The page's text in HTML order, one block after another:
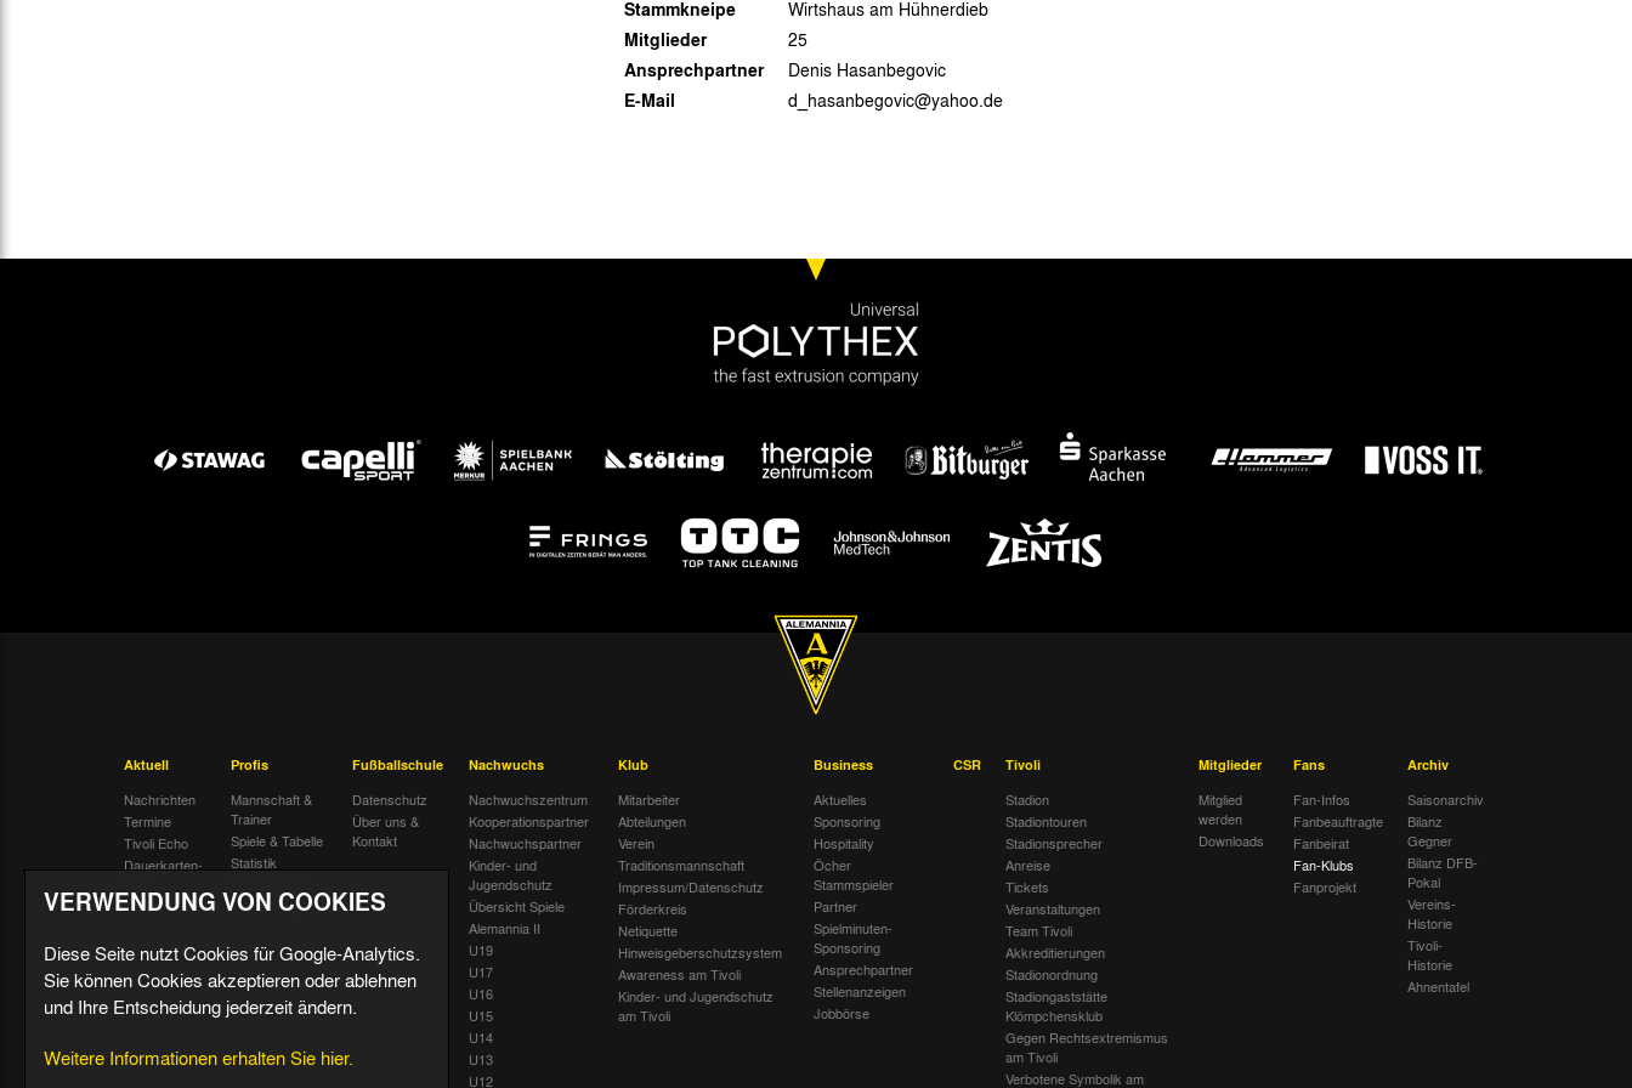
Stammkneipe Wirtshaus am Hühnerdieb
Mitglieder 25
Ansprechpartner Denis Hasanbegovic
E-Mail d_hasanbegovic@yahoo.de
Aktuell
Nachrichten
Termine
Tivoli Echo
Dauerkarten-
Radiostream
Profis
Mannschaft &
Trainer
Spiele & Tabelle
Statistik
Geburtstage
Fußballschule
Datenschutz
Über uns &
Kontakt
Nachwuchs
Nachwuchszentrum
Kooperationspartner
Nachwuchspartner
Kinder- und
Jugendschutz
Übersicht Spiele
Alemannia II
U19
U17
U16
U15
U14
U13
U12
Klub
Mitarbeiter
Abteilungen
Verein
Traditionsmannschaft
Impressum/Datenschutz
Förderkreis
Netiquette
Hinweisgeberschutzsystem
Awareness am Tivoli
Kinder- und Jugendschutz
am Tivoli
Business
Aktuelles
Sponsoring
Hospitality
Öcher
Stammspieler
Partner
Spielminuten-
Sponsoring
Ansprechpartner
Stellenanzeigen
Jobbörse
CSR
Tivoli
Stadion
Stadiontouren
Stadionsprecher
Anreise
Tickets
Veranstaltungen
Team Tivoli
Akkreditierungen
Stadionordnung
Stadiongaststätte
Klömpchensklub
Gegen Rechtsextremismus
am Tivoli
Verbotene Symbolik am
Mitglieder
Mitglied
werden
Downloads
Fans
Fan-Infos
Fanbeauftragte
Fanbeirat
Fan-Klubs
Fanprojekt
Archiv
Saisonarchiv
Bilanz
Gegner
Bilanz DFB-
Pokal
Vereins-
Historie
Tivoli-
Historie
Ahnentafel
VERWENDUNG VON COOKIES
Diese Seite nutzt Cookies für Google-Analytics.
Sie können Cookies akzeptieren oder ablehnen
und Ihre Entscheidung jederzeit ändern.
Weitere Informationen erhalten Sie hier.